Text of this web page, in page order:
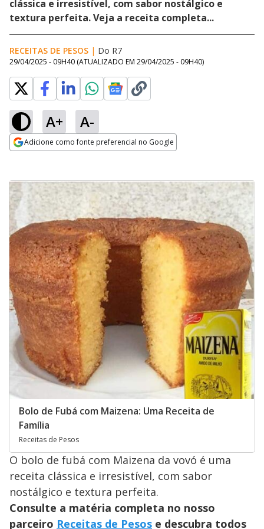
clássica e irresistível, com sabor nostálgico e
textura perfeita. Veja a receita completa...
RECEITAS DE PESOS | Do R7
29/04/2025 - 09H40 (ATUALIZADO EM 29/04/2025 - 09H40)
A+ A-
Adicione como fonte preferencial no Google
Bolo de Fubá com Maizena: Uma Receita de
Família
Receitas de Pesos
O bolo de fubá com Maizena da vovó é uma
receita clássica e irresistível, com sabor
nostálgico e textura perfeita.
Consulte a matéria completa no nosso
parceiro Receitas de Pesos e descubra todos